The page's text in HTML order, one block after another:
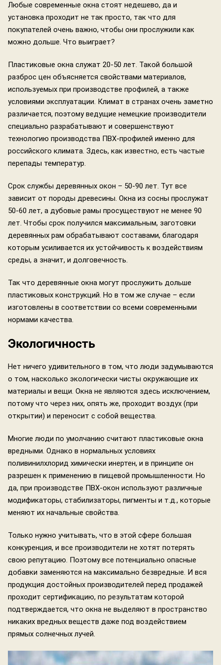
Любые современные окна стоят недешево, да и
установка проходит не так просто, так что для
покупателей очень важно, чтобы они прослужили как
можно дольше. Что выиграет?
Пластиковые окна служат 20-50 лет. Такой большой
разброс цен объясняется свойствами материалов,
используемых при производстве профилей, а также
условиями эксплуатации. Климат в странах очень заметно
различается, поэтому ведущие немецкие производители
специально разрабатывают и совершенствуют
технологию производства ПВХ-профилей именно для
российского климата. Здесь, как известно, есть частые
перепады температур.
Срок службы деревянных окон – 50-90 лет. Тут все
зависит от породы древесины. Окна из сосны прослужат
50-60 лет, а дубовые рамы просуществуют не менее 90
лет. Чтобы срок получился максимальным, заготовки
деревянных рам обрабатывают составами, благодаря
которым усиливается их устойчивость к воздействиям
среды, а значит, и долговечность.
Так что деревянные окна могут прослужить дольше
пластиковых конструкций. Но в том же случае – если
изготовлены в соответствии со всеми современными
нормами качества.
Экологичность
Нет ничего удивительного в том, что люди задумываются
о том, насколько экологически чисты окружающие их
материалы и вещи. Окна не являются здесь исключением,
потому что через них, опять же, проходит воздух (при
открытии) и переносит с собой вещества.
Многие люди по умолчанию считают пластиковые окна
вредными. Однако в нормальных условиях
поливинилхлорид химически инертен, и в принципе он
разрешен к применению в пищевой промышленности. Но
да, при производстве ПВХ-окон используют различные
модификаторы, стабилизаторы, пигменты и т.д., которые
меняют их начальные свойства.
Только нужно учитывать, что в этой сфере большая
конкуренция, и все производители не хотят потерять
свою репутацию. Поэтому все потенциально опасные
добавки заменяются на максимально безвредные. И вся
продукция достойных производителей перед продажей
проходит сертификацию, по результатам которой
подтверждается, что окна не выделяют в пространство
никаких вредных веществ даже под воздействием
прямых солнечных лучей.